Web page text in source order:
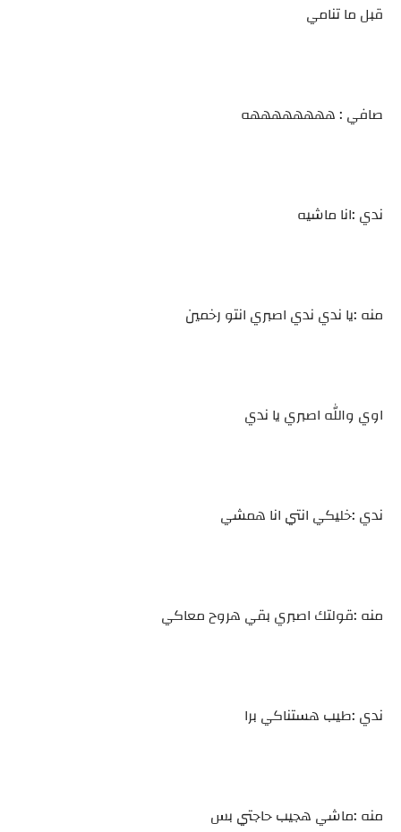
قبل ما تنامي
صافي : ههههههههه
ندي :انا ماشيه
منه :يا ندي ندي اصبري انتو رخمين
اوي والله اصبري يا ندي
ندي :خليكي انتي انا همشي
منه :قولتك اصبري بقي هروح معاكي
ندي :طيب هستناكي برا
منه :ماشي هجيب حاجتي بس